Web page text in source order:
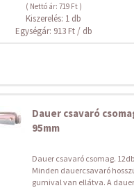
( Nettó ár: 719 Ft )
Kiszerelés: 1 db
Egységár: 913 Ft / db
Dauer csavaró
95mm
Dauer csavaró csomag.
Minden dauercsavaró
gumival van ellátva. A